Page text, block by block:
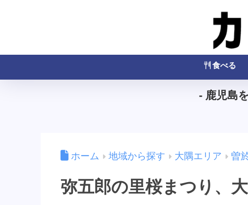
食べる
- 鹿児島
ホーム 地域から探す 大隅エリア 曽
弥五郎の里桜まつり、